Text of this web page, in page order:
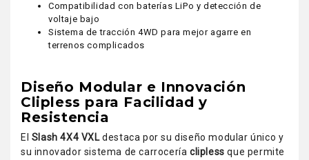
Compatibilidad con baterías LiPo y detección de
voltaje bajo
Sistema de tracción 4WD para mejor agarre en
terrenos complicados
Diseño Modular e Innovación
Clipless para Facilidad y
Resistencia
El Slash 4X4 VXLdestaca por su diseño modular único y
su innovador sistema de carroceríaclipless que permite